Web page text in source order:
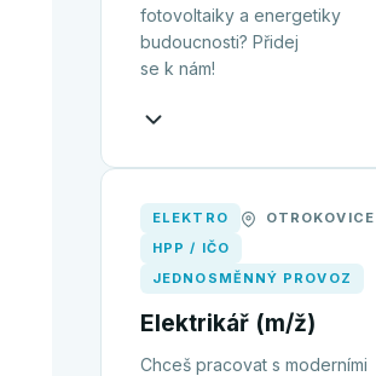
fotovoltaiky a energetiky
budoucnosti? Přidej
se k nám!
ELEKTRO
OTROKOVICE
HPP / IČO
JEDNOSMĚNNÝ PROVOZ
Elektrikář (m/ž)
Chceš pracovat s moderními